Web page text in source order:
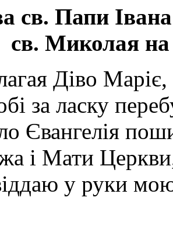
св. Папи
св. Миколая на
Діво
за ласку
Євангелія
і Мати
у руки